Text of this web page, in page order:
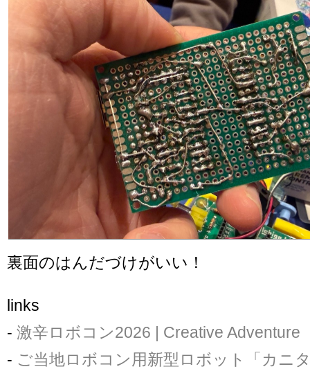
裏面のはんだづけがいい！
links
- 激辛ロボコン2026 | Creative Adventure
- ご当地ロボコン用新型ロボット「カニ